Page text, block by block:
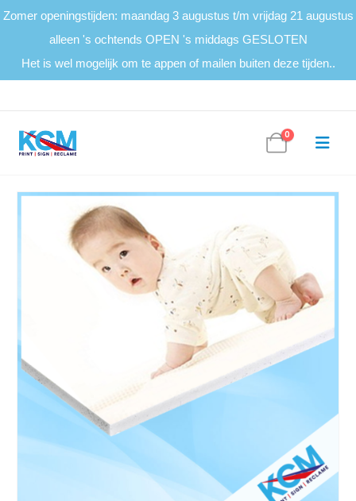
Zomer openingstijden: maandag 3 augustus t/m vrijdag 21 augustus
alleen 's ochtends OPEN 's middags GESLOTEN
Het is wel mogelijk om te appen of mailen buiten deze tijden..
0